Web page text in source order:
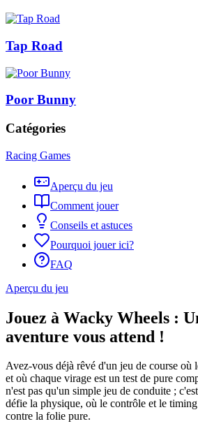
Tap Road
Poor Bunny
Catégories
Racing Games
Aperçu du jeu
Comment jouer
Conseils et astuces
Pourquoi jouer ici?
FAQ
Aperçu du jeu
Jouez à Wacky Wheels :
aventure vous attend !
Avez-vous déjà rêvé d'un jeu de course où
et où chaque virage est un test de pure
n'est pas qu'un simple jeu de conduite ;
défie la physique, où le contrôle et le
contre la folie pure.